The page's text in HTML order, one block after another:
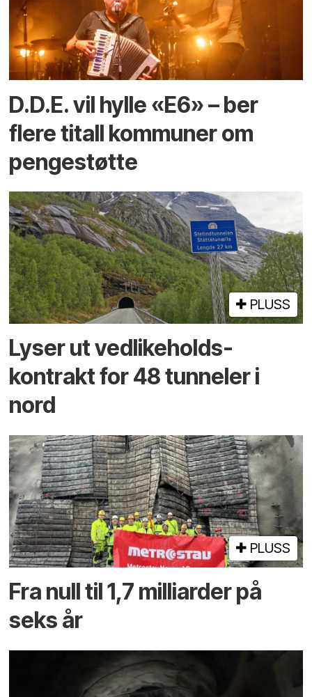
D.D.E. vil hylle «E6» – ber
flere titall kommuner om
pengestøtte
PLUSS
Lyser ut vedlikeholds­
kontrakt for 48 tunneler i
nord
PLUSS
Fra null til 1,7 milliarder på
seks år